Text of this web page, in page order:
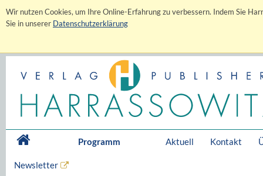
Wir nutzen Cookies, um Ihre Online-Erfahrung zu verbessern. Indem Sie
Sie in unserer Datenschutzerklärung
Programm Aktuell Kontakt
Newsletter